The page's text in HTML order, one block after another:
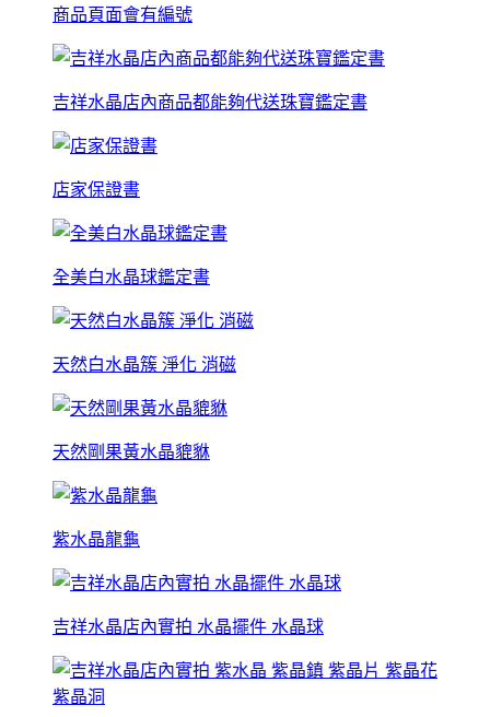
商品頁面會有編號
吉祥水晶店內商品都能夠代送珠寶鑑定書
店家保證書
全美白水晶球鑑定書
天然白水晶簇 淨化 消磁
天然剛果黃水晶貔貅
紫水晶龍龜
吉祥水晶店內實拍 水晶擺件 水晶球